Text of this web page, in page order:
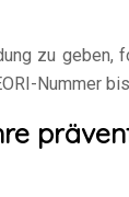
zu
Nummer